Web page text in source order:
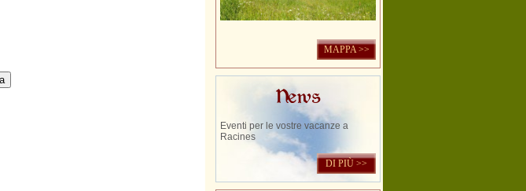
MAPPA >>
News
Eventi per le vostre vacanze a
Racines
DI PIÙ >>